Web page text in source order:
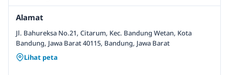
Alamat
Jl. Bahureksa No.21, Citarum, Kec. Bandung Wetan, Kota
Bandung, Jawa Barat 40115, Bandung, Jawa Barat
Lihat peta